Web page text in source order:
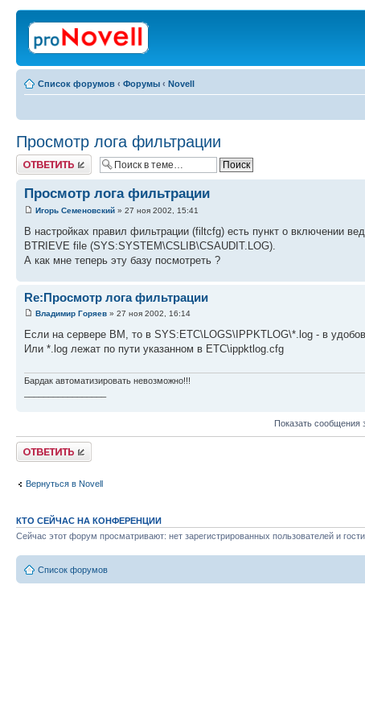
Список форумов ‹ Форумы ‹ Novell
Просмотр лога фильтрации
Ответить
Просмотр лога фильтрации
Игорь Семеновский » 27 ноя 2002, 15:41
В настройках правил фильтрации (filtcfg) есть пункт о включении
BTRIEVE file (SYS:SYSTEM\CSLIB\CSAUDIT.LOG).
А как мне теперь эту базу посмотреть ?
Re:Просмотр лога фильтрации
Владимир Горяев » 27 ноя 2002, 16:14
Если на сервере ВМ, то в SYS:ETC\LOGS\IPPKTLOG\*.log - в
Или *.log лежат по пути указанном в ETC\ippktlog.cfg
Бардак автоматизировать невозможно!!!
Показать сообщения
Ответить
Вернуться в Novell
КТО СЕЙЧАС НА КОНФЕРЕНЦИИ
Сейчас этот форум просматривают: нет зарегистрированных пользователей и
Список форумов